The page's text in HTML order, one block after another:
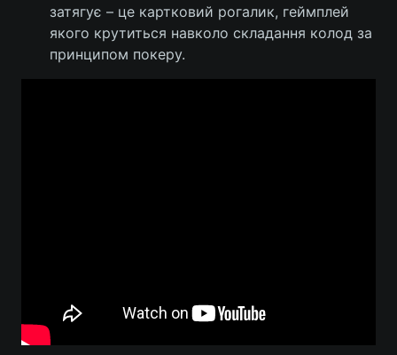
Тема оформлення
затягує – це картковий рогалик, геймплей
якого крутиться навколо складання колод за
принципом покеру.